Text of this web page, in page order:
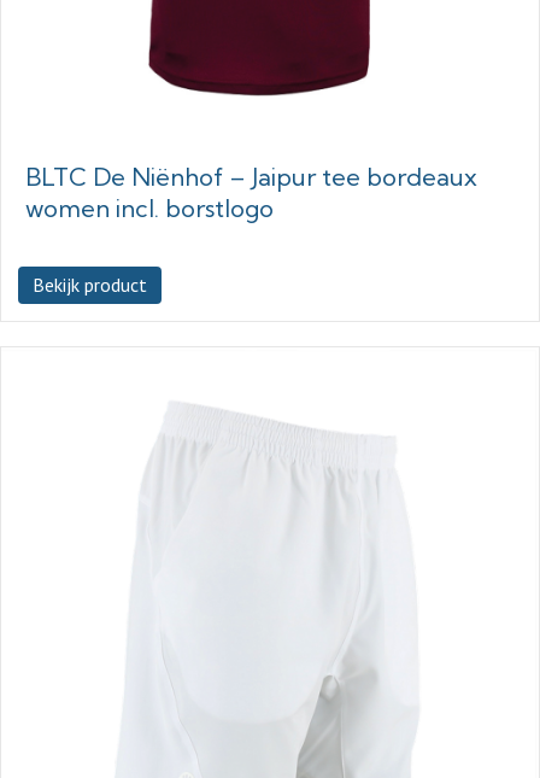
BLTC De Niënhof – Jaipur tee bordeaux
women incl. borstlogo
Bekijk product